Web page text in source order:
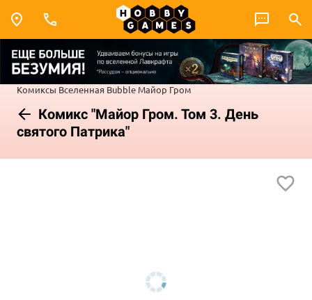
Комиксы Вселенная Bubble Майор Гром
Комикс "Майор Гром. Том 3. День
святого Патрика"